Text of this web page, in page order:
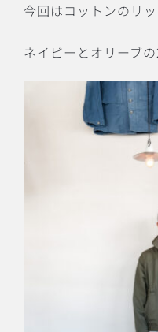
今回はコットンのリ
ネイビーとオリーブの